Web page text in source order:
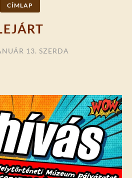
CÍMLAP
13. SZERDA